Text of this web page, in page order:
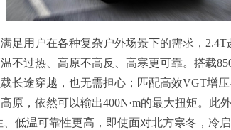
足用户在各种复杂户外场景下的需求，
不过热、高原不高反、高寒更可靠。搭载
长途穿越，也无需担心；匹配高效VGT增
原，依然可以输出400N·m的最大扭矩。
低温可靠性更高，即使面对北方寒冬，冷